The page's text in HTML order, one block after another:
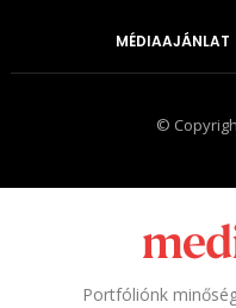
MÉDIAAJÁNLAT
©
Portfóliónk